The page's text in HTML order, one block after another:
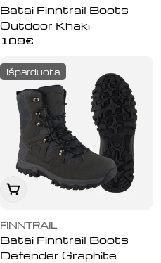
Batai Finntrail Boots
Outdoor Khaki
Įprasta
109€
Išparduota
Peržiūrėti
FINNTRAIL
Batai Finntrail Boots
Defender Graphite